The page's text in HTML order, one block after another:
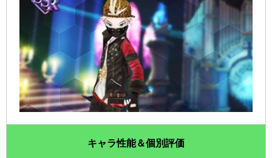
キャラ性能＆個別評価